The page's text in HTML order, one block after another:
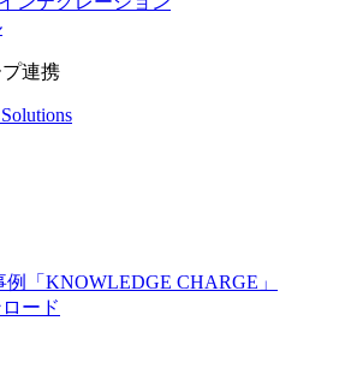
連携
「KNOWLEDGE CHARGE」
ード